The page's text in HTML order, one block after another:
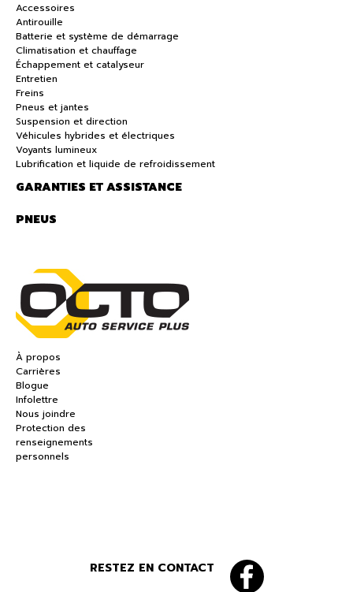
Accessoires
Antirouille
Batterie et système de démarrage
Climatisation et chauffage
Échappement et catalyseur
Entretien
Freins
Pneus et jantes
Suspension et direction
Véhicules hybrides et électriques
Voyants lumineux
Lubrification et liquide de refroidissement
GARANTIES ET ASSISTANCE
PNEUS
À propos
Carrières
Blogue
Infolettre
Nous joindre
Protection des
renseignements
personnels
RESTEZ EN CONTACT